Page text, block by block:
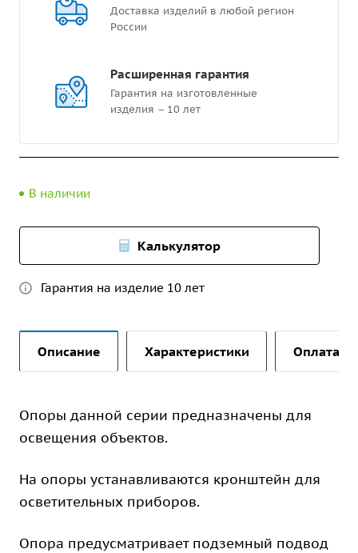
Доставка изделий в любой регион
России
Расширенная гарантия
Гарантия на изготовленные
изделия – 10 лет
В наличии
Калькулятор
Гарантия на изделие 10 лет
Описание Характеристики Оплата и
Опоры данной серии предназначены для
освещения объектов.
На опоры устанавливаются кронштейн для
осветительных приборов.
Опора предусматривает подземный подвод